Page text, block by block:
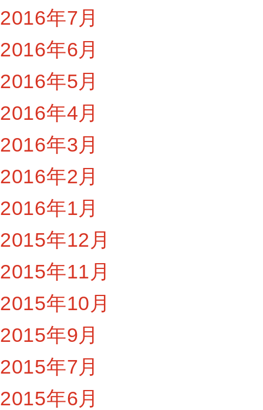
2016年7月
2016年6月
2016年5月
2016年4月
2016年3月
2016年2月
2016年1月
2015年12月
2015年11月
2015年10月
2015年9月
2015年7月
2015年6月